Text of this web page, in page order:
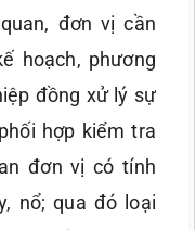
đơn vị cần
hoạch, phương
đồng xử lý sự
hợp kiểm tra
đơn vị có tính
nổ; qua đó loại